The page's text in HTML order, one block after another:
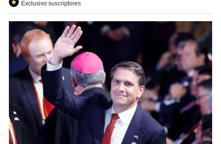
Exclusivo suscriptores